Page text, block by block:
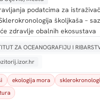
podatcima za
školjkaša –
zdravlje obalnih ekosustava
ZA OCEANOGRAFIJU I
ekologija mora